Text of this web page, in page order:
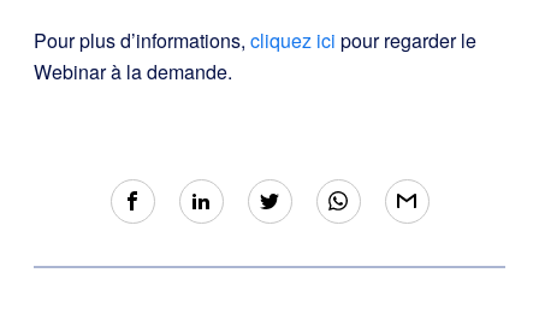
Pour plus d’informations, cliquez ici pour regarder le
Webinar à la demande.